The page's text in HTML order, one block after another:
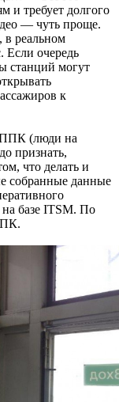
и требует долгого
— чуть проще.
в реальном
Если очередь
станций могут
к
(люди на
признать,
что делать и
собранные данные
базе ITSM. По